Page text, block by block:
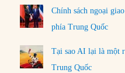
Chính sách ngoại
phía Trung Quốc
Tại sao AI lại là một
Trung Quốc